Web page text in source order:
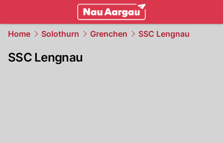
Home Solothurn Grenchen SSC Lengnau
SSC Lengnau